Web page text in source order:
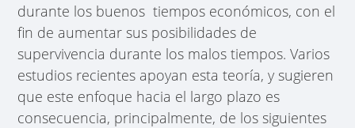
durante los buenos tiempos económicos, con el
fin de aumentar sus posibilidades de
supervivencia durante los malos tiempos. Varios
estudios recientes apoyan esta teoría, y sugieren
que este enfoque hacia el largo plazo es
consecuencia, principalmente, de los siguientes